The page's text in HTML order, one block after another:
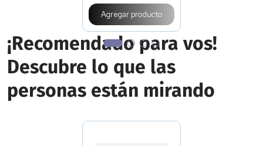
Agregar producto
¡Recomendado para vos!
Descubre lo que las
personas están mirando